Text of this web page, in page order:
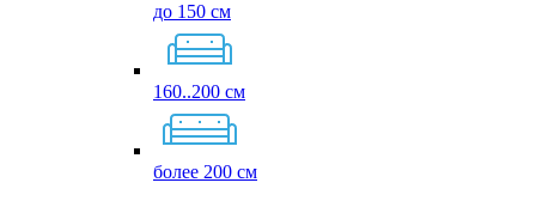
до 150 см
160..200 см
более 200 см